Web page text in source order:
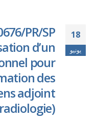
18
يونيو
PR/SP
d’un
pour
des
adjoint